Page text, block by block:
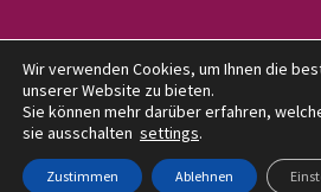
Copyright © 2026denglers-
präsentiert von WordPress
Wir verwenden Cookies, um Ihnen die
unserer Website zu bieten.
Sie können mehr darüber erfahren,
sie ausschalten settings.
Zustimmen Ablehnen